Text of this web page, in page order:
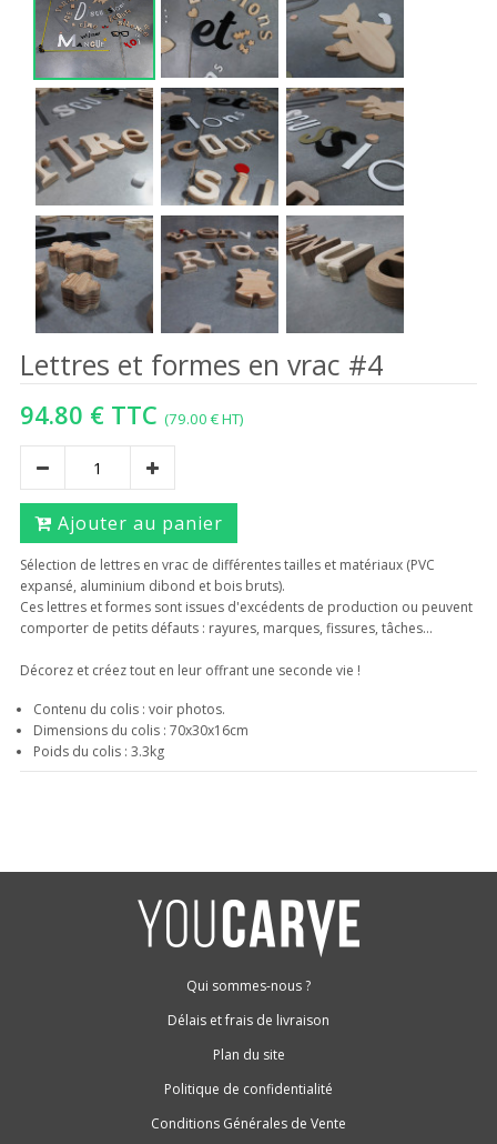
Lettres et formes en vrac #4
94.80 € TTC (79.00 € HT)
Ajouter au panier
Sélection de lettres en vrac de différentes tailles et matériaux (PVC
expansé, aluminium dibond et bois bruts).
Ces lettres et formes sont issues d'excédents de production ou peuvent
comporter de petits défauts : rayures, marques, fissures, tâches...
Décorez et créez tout en leur offrant une seconde vie !
Contenu du colis : voir photos.
Dimensions du colis : 70x30x16cm
Poids du colis : 3.3kg
Qui sommes-nous ?
Délais et frais de livraison
Plan du site
Politique de confidentialité
Conditions Générales de Vente